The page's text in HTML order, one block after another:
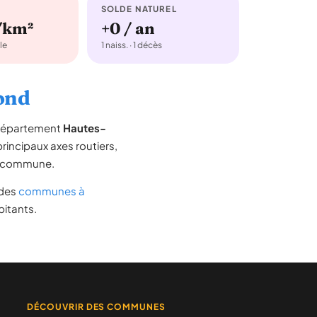
SOLDE NATUREL
+0 / an
1 naiss. · 1 décès
Hautes-
axes routiers,
communes à
DÉCOUVRIR DES COMMUNES